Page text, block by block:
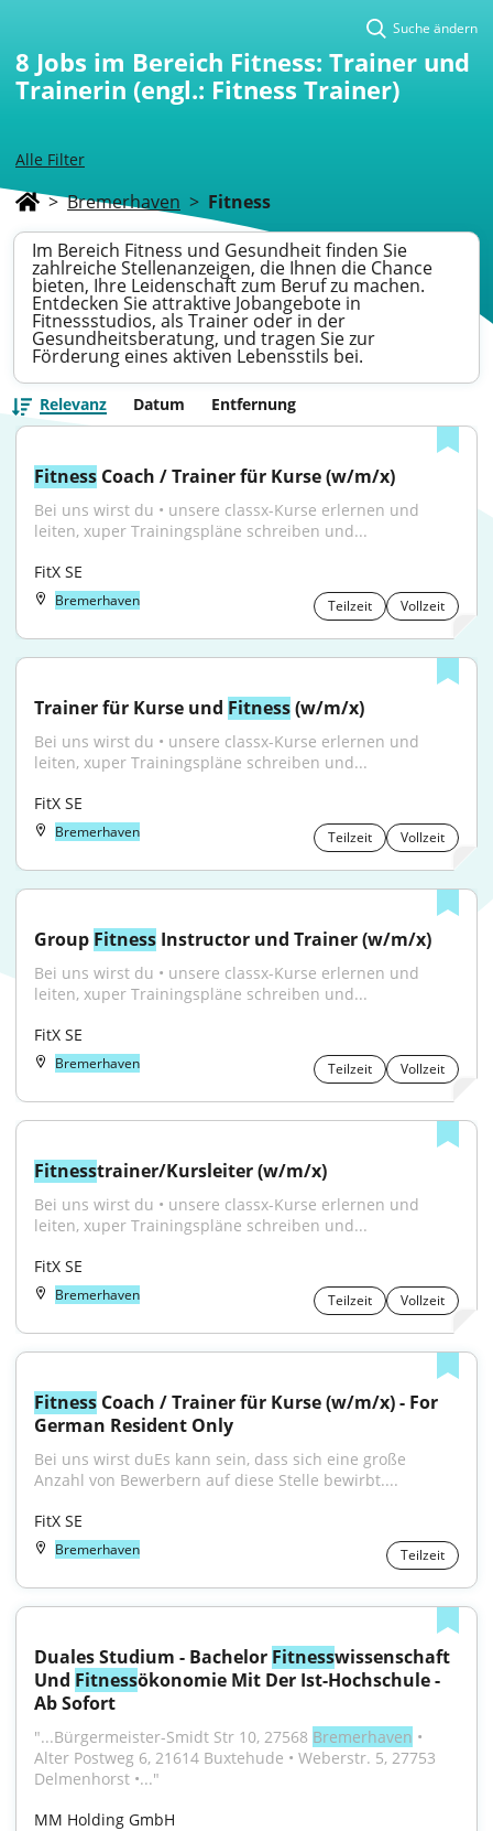
Alle Filter
Suche ändern
8 Jobs im Bereich Fitness: Trainer und
Trainerin (engl.: Fitness Trainer)
> Bremerhaven > Fitness
Im Bereich Fitness und Gesundheit finden Sie
zahlreiche Stellenanzeigen, die Ihnen die Chance
bieten, Ihre Leidenschaft zum Beruf zu machen.
Entdecken Sie attraktive Jobangebote in
Fitnessstudios, als Trainer oder in der
Gesundheitsberatung, und tragen Sie zur
Förderung eines aktiven Lebensstils bei.
Relevanz Datum Entfernung
Fitness Coach / Trainer für Kurse (w/m/x)
Bei uns wirst du • unsere classx-Kurse erlernen und
leiten, xuper Trainingspläne schreiben und...
FitX SE
Bremerhaven Teilzeit Vollzeit
Trainer für Kurse und Fitness (w/m/x)
Bei uns wirst du • unsere classx-Kurse erlernen und
leiten, xuper Trainingspläne schreiben und...
FitX SE
Bremerhaven Teilzeit Vollzeit
Group Fitness Instructor und Trainer (w/m/x)
Bei uns wirst du • unsere classx-Kurse erlernen und
leiten, xuper Trainingspläne schreiben und...
FitX SE
Bremerhaven Teilzeit Vollzeit
Fitnesstrainer/Kursleiter (w/m/x)
Bei uns wirst du • unsere classx-Kurse erlernen und
leiten, xuper Trainingspläne schreiben und...
FitX SE
Bremerhaven Teilzeit Vollzeit
Fitness Coach / Trainer für Kurse (w/m/x) - For
German Resident Only
Bei uns wirst duEs kann sein, dass sich eine große
Anzahl von Bewerbern auf diese Stelle bewirbt....
FitX SE
Bremerhaven Teilzeit
Duales Studium - Bachelor Fitnesswissenschaft
Und Fitnessökonomie Mit Der Ist-Hochschule -
Ab Sofort
"...Bürgermeister-Smidt Str 10, 27568 Bremerhaven •
Alter Postweg 6, 21614 Buxtehude • Weberstr. 5, 27753
Delmenhorst •..."
MM Holding GmbH